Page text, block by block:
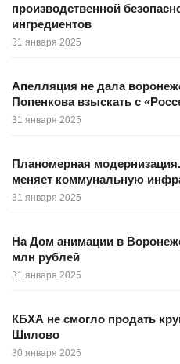
производственной
ингредиентов
31 января 2025
Апелляция не дала
Попенкова взыскать с
31 января 2025
Планомерная
меняет коммунальную
31 января 2025
На Дом анимации в
млн рублей
31 января 2025
КБХА не смогло продать
Шилово
30 января 2025